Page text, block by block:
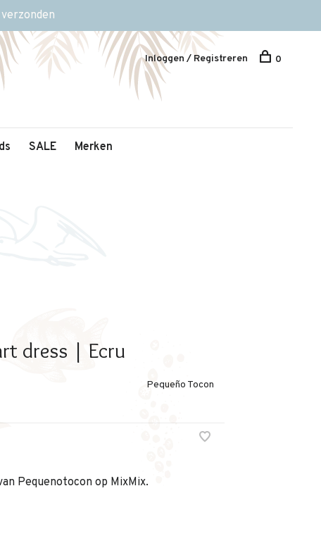
SALE Merken
Inloggen / Registreren 0
dress | Ecru
Pequeño Tocon
Pequenotocon op MixMix.